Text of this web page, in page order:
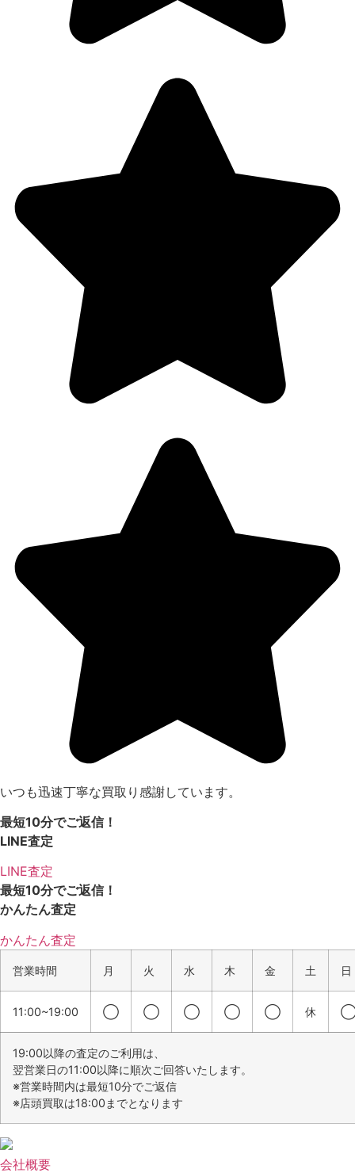
いつも迅速丁寧な買取り感謝しています。
最短10分でご返信！
LINE査定
LINE査定
最短10分でご返信！
かんたん査定
かんたん査定
営業時間 月 火 水 木 金 土 日
11:00~19:00 ◯ ◯ ◯ ◯ ◯ 休
19:00以降の査定のご利用は、
翌営業日の11:00以降に順次ご回答いたします。
※営業時間内は最短10分でご返信
※店頭買取は18:00までとなります
会社概要